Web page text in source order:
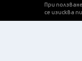
При
се изисква